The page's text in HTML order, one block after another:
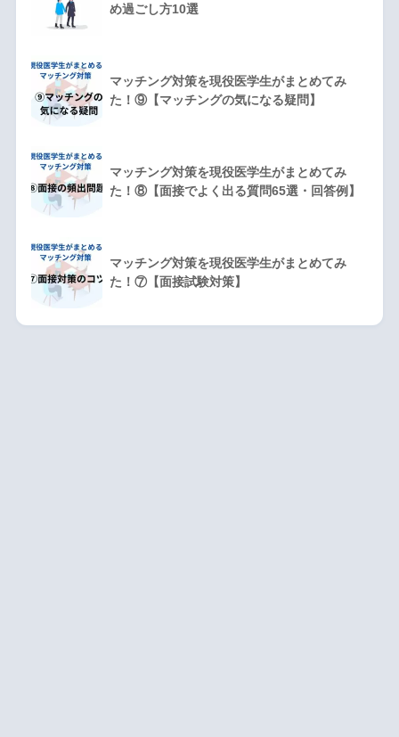
め過ごし方10選
マッチング対策を現役医学生がまとめてみ
た！⑨【マッチングの気になる疑問】
マッチング対策を現役医学生がまとめてみ
た！⑧【面接でよく出る質問65選・回答例】
マッチング対策を現役医学生がまとめてみ
た！⑦【面接試験対策】